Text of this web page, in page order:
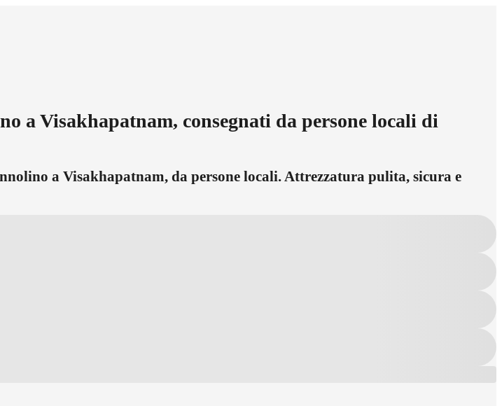
a Visakhapatnam, consegnati da persone locali di
a Visakhapatnam, da persone locali. Attrezzatura pulita, sicura e